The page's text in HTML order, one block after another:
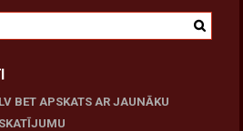
LV BET APSKATS AR JAUNĀKU
SKATĪJUMU